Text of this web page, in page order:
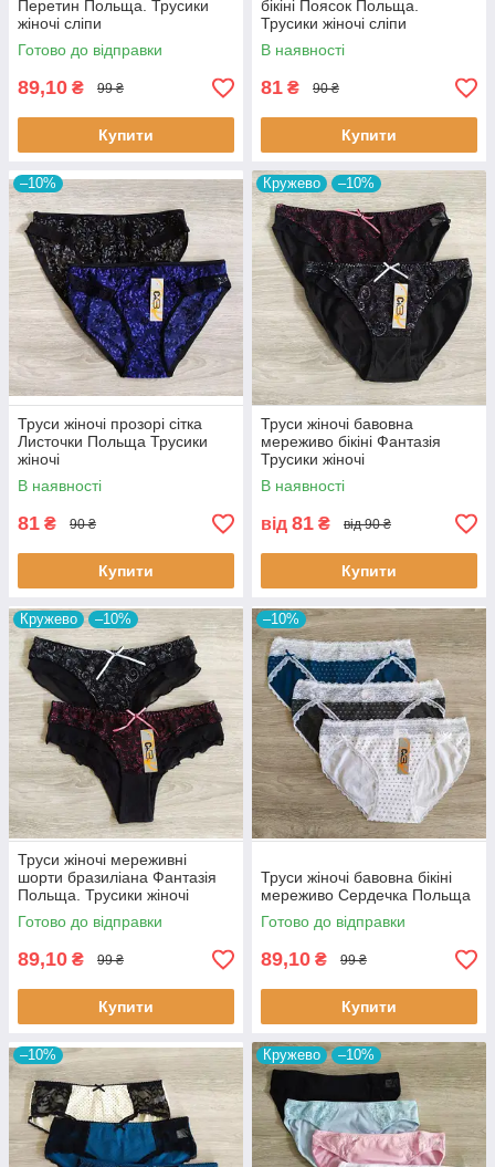
Перетин Польща. Трусики
жіночі сліпи
Готово до відправки
89,10 ₴ 99 ₴
Купити
бікіні Поясок Польща.
Трусики жіночі сліпи
В наявності
81 ₴ 90 ₴
Купити
–10%
Труси жіночі прозорі сітка
Листочки Польща Трусики
жіночі
В наявності
81 ₴ 90 ₴
Купити
Кружево –10%
Труси жіночі бавовна
мереживо бікіні Фантазія
Трусики жіночі
В наявності
від 81 ₴ від 90 ₴
Купити
Кружево –10%
Труси жіночі мереживні
шорти бразиліана Фантазія
Польща. Трусики жіночі
шортами
Готово до відправки
89,10 ₴ 99 ₴
Купити
–10%
Труси жіночі бавовна бікіні
мереживо Сердечка Польща
Готово до відправки
89,10 ₴ 99 ₴
Купити
–10% Кружево –10%